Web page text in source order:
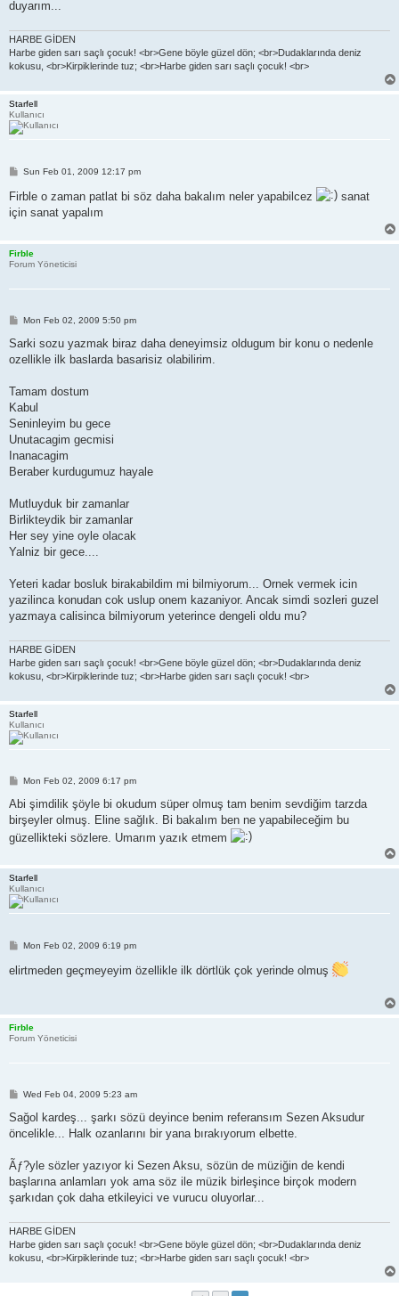
duyarım...
HARBE GİDEN
Harbe giden sarı saçlı çocuk! <br>Gene böyle güzel dön; <br>Dudaklarında deniz
kokusu, <br>Kirpiklerinde tuz; <br>Harbe giden sarı saçlı çocuk! <br>
Starfell
Kullanıcı
P
s
t
Sun Feb 01, 2009 12:17 pm
Firble o zaman patlat bi söz daha bakalım neler yapabilcez
sanat
için sanat yapalım
Firble
Forum Yöneticisi
P
s
Mon Feb 02, 2009 5:50 pm
Sarki sozu yazmak biraz daha deneyimsiz oldugum bir konu o nedenle
ozellikle ilk baslarda basarisiz olabilirim.
Tamam dostum
Kabul
Seninleyim bu gece
Unutacagim gecmisi
Inanacagim
Beraber kurdugumuz hayale
Mutluyduk bir zamanlar
Birlikteydik bir zamanlar
Her sey yine oyle olacak
Yalniz bir gece....
Yeteri kadar bosluk birakabildim mi bilmiyorum... Ornek vermek icin
yazilinca konudan cok uslup onem kazaniyor. Ancak simdi sozleri guzel
yazmaya calisinca bilmiyorum yeterince dengeli oldu mu?
HARBE GİDEN
Harbe giden sarı saçlı çocuk! <br>Gene böyle güzel dön; <br>Dudaklarında deniz
kokusu, <br>Kirpiklerinde tuz; <br>Harbe giden sarı saçlı çocuk! <br>
Starfell
Kullanıcı
P
s
Mon Feb 02, 2009 6:17 pm
Abi şimdilik şöyle bi okudum süper olmuş tam benim sevdiğim tarzda
birşeyler olmuş. Eline sağlık. Bi bakalım ben ne yapabileceğim bu
güzellikteki sözlere. Umarım yazık etmem
Starfell
Kullanıcı
P
s
t
Mon Feb 02, 2009 6:19 pm
elirtmeden geçmeyeyim özellikle ilk dörtlük çok yerinde olmuş
Firble
Forum Yöneticisi
P
s
Wed Feb 04, 2009 5:23 am
Sağol kardeş... şarkı sözü deyince benim referansım Sezen Aksudur
öncelikle... Halk ozanlarını bir yana bırakıyorum elbette.
Ãƒ?yle sözler yazıyor ki Sezen Aksu, sözün de müziğin de kendi
başlarına anlamları yok ama söz ile müzik birleşince birçok modern
şarkıdan çok daha etkileyici ve vurucu oluyorlar...
HARBE GİDEN
Harbe giden sarı saçlı çocuk! <br>Gene böyle güzel dön; <br>Dudaklarında deniz
kokusu, <br>Kirpiklerinde tuz; <br>Harbe giden sarı saçlı çocuk! <br>